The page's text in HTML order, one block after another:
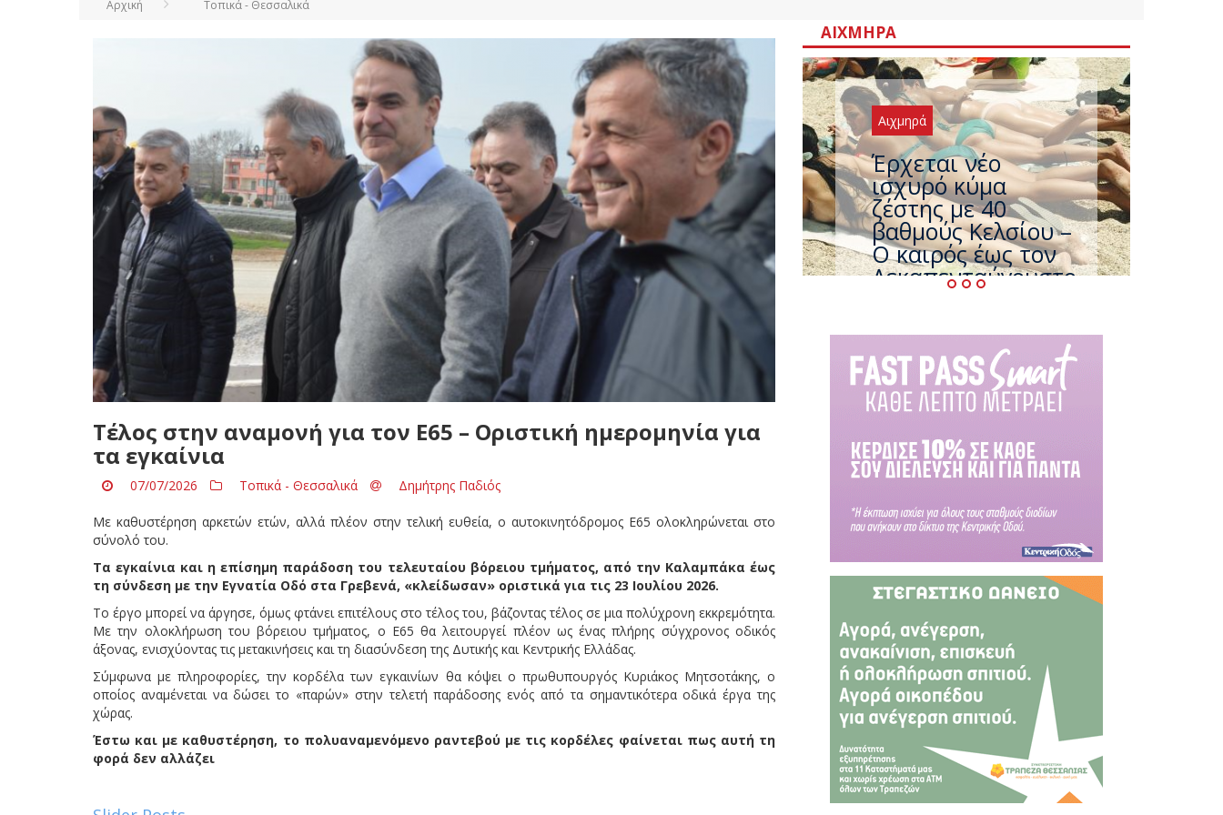
Αρχική Τοπικά - Θεσσαλικά
Τέλος στην αναμονή για τον Ε65 – Οριστική ημερομηνία για
τα εγκαίνια
07/07/2026 Τοπικά - Θεσσαλικά Δημήτρης Παδιός
Με καθυστέρηση αρκετών ετών, αλλά πλέον στην τελική ευθεία, ο αυτοκινητόδρομος Ε65 ολοκληρώνεται στο
σύνολό του.
Τα εγκαίνια και η επίσημη παράδοση του τελευταίου βόρειου τμήματος, από την Καλαμπάκα έως
τη σύνδεση με την Εγνατία Οδό στα Γρεβενά, «κλείδωσαν» οριστικά για τις 23 Ιουλίου 2026.
Το έργο μπορεί να άργησε, όμως φτάνει επιτέλους στο τέλος του, βάζοντας τέλος σε μια πολύχρονη εκκρεμότητα.
Με την ολοκλήρωση του βόρειου τμήματος, ο Ε65 θα λειτουργεί πλέον ως ένας πλήρης σύγχρονος οδικός
άξονας, ενισχύοντας τις μετακινήσεις και τη διασύνδεση της Δυτικής και Κεντρικής Ελλάδας.
Σύμφωνα με πληροφορίες, την κορδέλα των εγκαινίων θα κόψει ο πρωθυπουργός Κυριάκος Μητσοτάκης, ο
οποίος αναμένεται να δώσει το «παρών» στην τελετή παράδοσης ενός από τα σημαντικότερα οδικά έργα της
χώρας.
Έστω και με καθυστέρηση, το πολυαναμενόμενο ραντεβού με τις κορδέλες φαίνεται πως αυτή τη
φορά δεν αλλάζει
ΑΙΧΜΗΡΆ
Αιχμηρά
Έρχεται νέο
ισχυρό κύμα
ζέστης με 40
βαθμούς Κελσίου –
Ο καιρός έως τον
Δεκαπενταύγουστο